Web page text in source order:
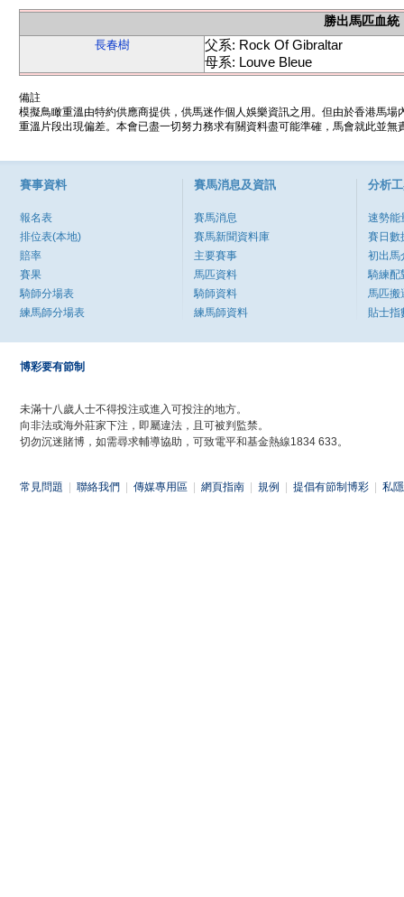
勝出馬匹血統
長春樹
父系: Rock Of Gibraltar
母系: Louve Bleue
備註
模擬鳥瞰重溫由特約供應商提供，供馬迷作個人娛樂資訊之用。但由於香港馬
重溫片段出現偏差。本會已盡一切努力務求有關資料盡可能準確，馬會就此並
賽事資料
報名表
排位表(本地)
賠率
賽果
騎師分場表
練馬師分場表
賽馬消息及資訊
賽馬消息
賽馬新聞資料庫
主要賽事
馬匹資料
騎師資料
練馬師資料
分析
速勢能
賽日數
初出馬
騎練配
馬匹搬
貼士指
博彩要有節制
未滿十八歲人士不得投注或進入可投注的地方。
向非法或海外莊家下注，即屬違法，且可被判監禁。
切勿沉迷賭博，如需尋求輔導協助，可致電平和基金熱線1834 633。
常見問題 聯絡我們 傳媒專用區 網頁指南 規例 提倡有節制博彩 私